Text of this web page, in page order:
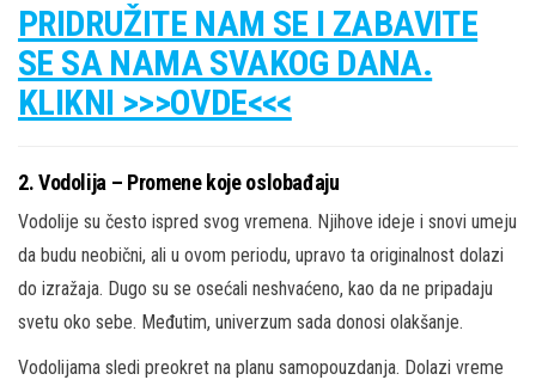
PRIDRUŽITE NAM SE I ZABAVITE
SE SA NAMA SVAKOG DANA.
KLIKNI >>>OVDE<<<
2. Vodolija – Promene koje oslobađaju
Vodolije su često ispred svog vremena. Njihove ideje i snovi umeju
da budu neobični, ali u ovom periodu, upravo ta originalnost dolazi
do izražaja. Dugo su se osećali neshvaćeno, kao da ne pripadaju
svetu oko sebe. Međutim, univerzum sada donosi olakšanje.
Vodolijama sledi preokret na planu samopouzdanja. Dolazi vreme